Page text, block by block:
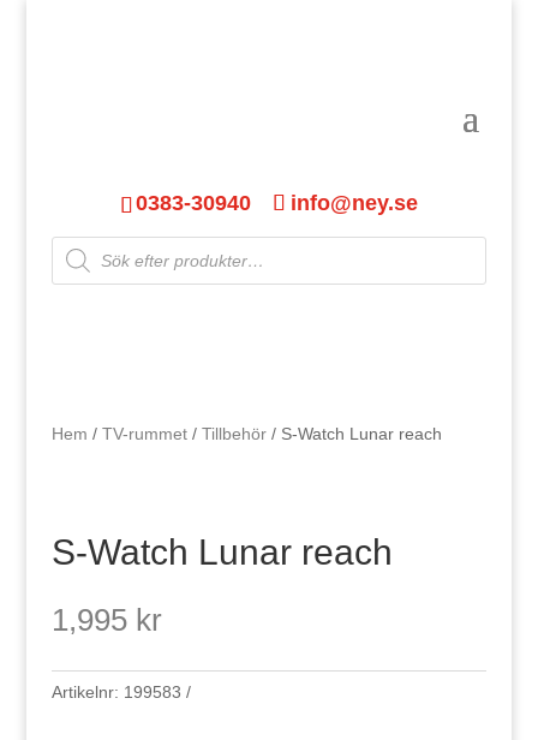
0383-30940 info@ney.se
Products
search
Hem / TV-rummet/ Tillbehör/ S-Watch Lunar reach
S-Watch Lunar reach
1,995 kr
Artikelnr: 199583